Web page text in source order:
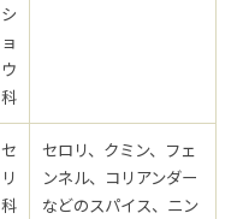
シ
ョ
ウ
科
セ
リ
科
セロリ、クミン、フェ
ンネル、コリアンダー
などのスパイス、ニン